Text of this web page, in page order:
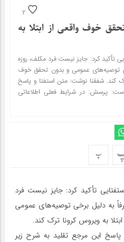
2
خوف واقعی از ابتلا به
تأکید کرد: جایز نیست فرد مکلف، روزه
توصیه‌‌‌های عمومی و بدون تحقق خوف
کند. شفقنا نوشت: متن استفتا و پاسخ
پرسش: در شرایط فعلی اطلاعاتی
پ
تأکید کرد: جایز نیست فرد
به دلیل برخی توصیه‌‌‌های عمومی
به ویروس کرونا ترک کند.
این مرجع تقلید به شرح زیر